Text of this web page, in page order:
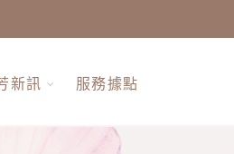
新訊 服務據點